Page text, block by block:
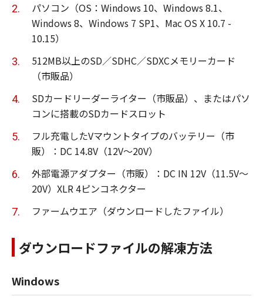
パソコン（OS：Windows 10、Windows 8.1、
Windows 8、Windows 7 SP1、Mac OS X 10.7 -
10.15）
512MB以上のSD／SDHC／SDXCメモリーカード
（市販品）
SDカードリーダーライター（市販品）、またはパソ
コンに搭載のSDカードスロット
フル充電したVマウントタイプのバッテリー（市
販）：DC 14.8V（12V～20V）
外部電源アダプター（市販）：DC IN 12V（11.5V～
20V）XLR 4ピンコネクター
ファームウエア（ダウンロードしたファイル）
ダウンロードファイルの解凍方法
Windows